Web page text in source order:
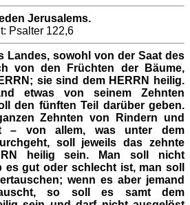
Jerusalems.
Psalter 122,6
Landes, sowohl von der Saat des
von den Früchten der Bäume,
sie sind dem HERRN heilig.
etwas von seinem Zehnten
den fünften Teil darüber geben.
Zehnten von Rindern und
– von allem, was unter dem
soll jeweils das zehnte
heilig sein. Man soll nicht
es gut oder schlecht ist, man soll
wenn es aber jemand
so soll es samt dem